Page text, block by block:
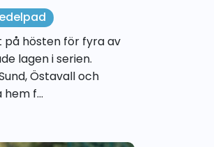
hösten för fyra av
lagen i serien.
Östavall och
f...